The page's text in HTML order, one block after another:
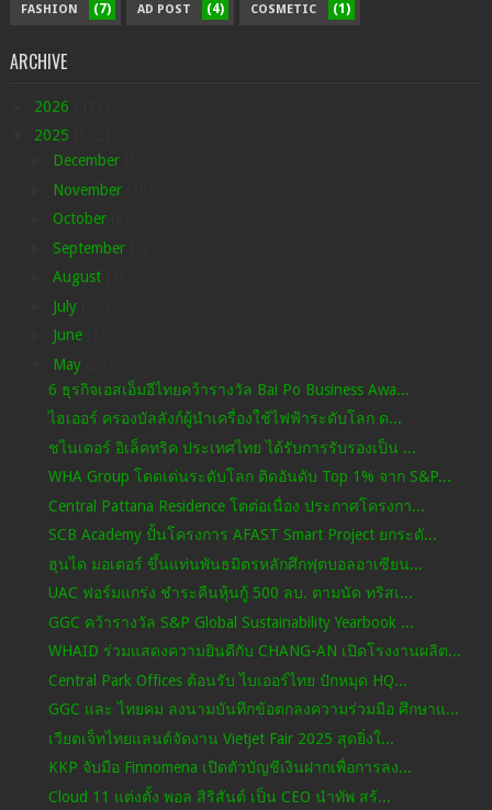
FASHION (7) AD POST (4) COSMETIC (1)
ARCHIVE
2026
2025
December
November
October
September
August
July
June
May
6 ธุรกิจเอสเอ็มอีไทยคว้ารางวัล Bai Po Business Awa...
ไฮเออร์ ครองบัลลังก์ผู้นำเครื่องใช้ไฟฟ้าระดับโลก ด...
ชไนเดอร์ อิเล็คทริค ประเทศไทย ได้รับการรับรองเป็น ...
WHA Group โดดเด่นระดับโลก ติดอันดับ Top 1% จาก S&P...
Central Pattana Residence โตต่อเนื่อง ประกาศโครงกา...
SCB Academy ปั้นโครงการ AFAST Smart Project ยกระดั...
ฮุนได มอเตอร์ ขึ้นแท่นพันธมิตรหลักศึกฟุตบอลอาเซียน...
UAC ฟอร์มแกร่ง ชำระคืนหุ้นกู้ 500 ลบ. ตามนัด ทริสเ...
GGC คว้ารางวัล S&P Global Sustainability Yearbook ...
WHAID ร่วมแสดงความยินดีกับ CHANG-AN เปิดโรงงานผลิต...
Central Park Offices ต้อนรับ ไบเออร์ไทย ปักหมุด HQ...
GGC และ ไทยคม ลงนามบันทึกข้อตกลงความร่วมมือ ศึกษาแ...
เวียตเจ็ทไทยแลนด์จัดงาน Vietjet Fair 2025 สุดยิ่งใ...
KKP จับมือ Finnomena เปิดตัวบัญชีเงินฝากเพื่อการลง...
Cloud 11 แต่งตั้ง พอล สิริสันต์ เป็น CEO นำทัพ สร้...